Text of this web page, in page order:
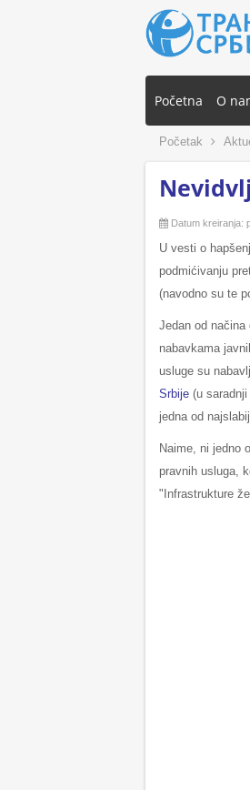
Početna O
Početak
Datum kreiranja:
U vesti o
podmićivanju
(navodno su te
Jedan od
nabavkama
usluge su
Srbije (u
jedna od
Naime, ni jedno
pravnih usluga,
"Infrastrukture